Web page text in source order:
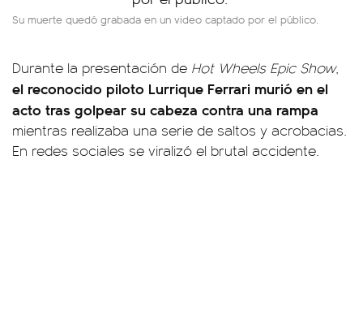
Su muerte quedó grabada en un video captado por el público.
Durante la presentación de Hot Wheels Epic Show,
el reconocido piloto Lurrique Ferrari murió en el
acto tras golpear su cabeza contra una rampa
mientras realizaba una serie de saltos y acrobacias.
En redes sociales se viralizó el brutal accidente.